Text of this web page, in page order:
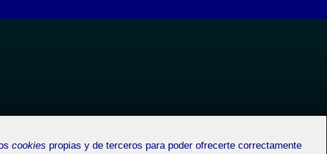
Actividades de clase
cookies propias y de terceros para poder ofrecerte correctamente